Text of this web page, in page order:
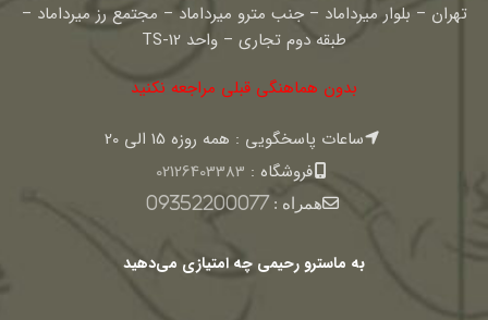
تهران – بلوار میرداماد – جنب مترو میرداماد – مجتمع رز میرداماد –
طبقه دوم تجاری – واحد TS-12
بدون هماهنگی قبلی مراجعه نکنید
ساعات پاسخگویی : همه روزه 15 الی 20
فروشگاه : 02126403383
همراه :09352200077
به ماسترو رحیمی چه امتیازی می‌دهید